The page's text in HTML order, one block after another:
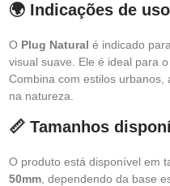
🌍 Indicações de uso
O Plug Natural é indicado
visual suave. Ele é ideal para
Combina com estilos
na natureza.
📏 Tamanhos
O produto está disponível em
50mm , dependendo da base